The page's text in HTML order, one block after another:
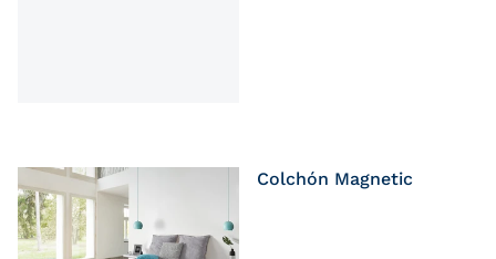
Colchón Magnetic